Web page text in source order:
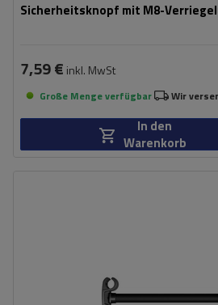
Sicherheitsknopf mit M8-
7,59 € inkl. MwSt
Große Menge verfügbar Wir
In den
Warenkorb